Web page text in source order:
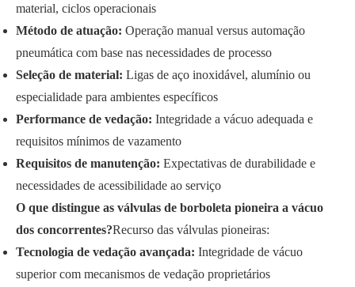
material, ciclos operacionais
Método de atuação: Operação manual versus automação
pneumática com base nas necessidades de processo
Seleção de material: Ligas de aço inoxidável, alumínio ou
especialidade para ambientes específicos
Performance de vedação: Integridade a vácuo adequada e
requisitos mínimos de vazamento
Requisitos de manutenção: Expectativas de durabilidade e
necessidades de acessibilidade ao serviço
O que distingue as válvulas de borboleta pioneira a vácuo
dos concorrentes?Recurso das válvulas pioneiras:
Tecnologia de vedação avançada: Integridade de vácuo
superior com mecanismos de vedação proprietários